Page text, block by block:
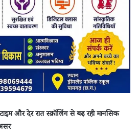
और देर रात स्क्रॉलिंग से बढ़ रही मानसिक